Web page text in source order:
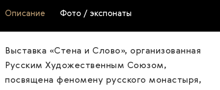
Описание Фото / экспонаты
Выставка «Стена и Слово», организованная
Русским Художественным Союзом,
посвящена феномену русского монастыря,